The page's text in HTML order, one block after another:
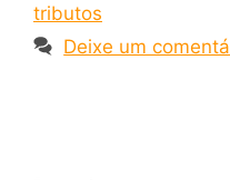
tributos
Deixe um